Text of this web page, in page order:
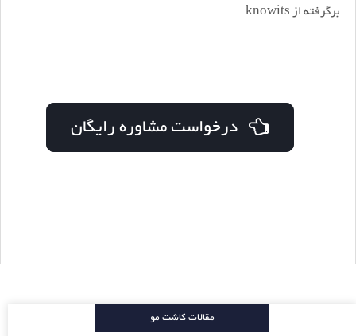
برگرفته از knowits
درخواست مشاوره رایگان
مقالات کاشت مو